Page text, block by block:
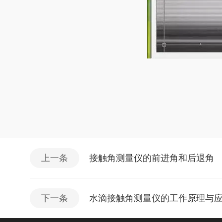
上一条 接触角测量仪的前进角和后退角
下一条 水滴接触角测量仪的工作原理与